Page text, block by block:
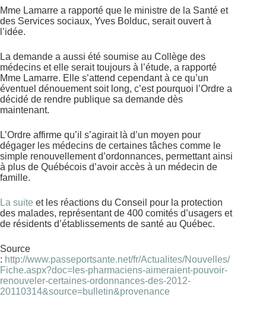
Mme Lamarre a rapporté que le ministre de la Santé et
des Services sociaux, Yves Bolduc, serait ouvert à
l’idée.
La demande a aussi été soumise au Collège des
médecins et elle serait toujours à l’étude, a rapporté
Mme Lamarre. Elle s’attend cependant à ce qu’un
éventuel dénouement soit long, c’est pourquoi l’Ordre a
décidé de rendre publique sa demande dès
maintenant.
L’Ordre affirme qu’il s’agirait là d’un moyen pour
dégager les médecins de certaines tâches comme le
simple renouvellement d’ordonnances, permettant ainsi
à plus de Québécois d’avoir accès à un médecin de
famille.
La suite et les réactions du Conseil pour la protection
des malades, représentant de 400 comités d’usagers et
de résidents d’établissements de santé au Québec.
Source
: http://www.passeportsante.net/fr/Actualites/Nouvelles/
Fiche.aspx?doc=les-pharmaciens-aimeraient-pouvoir-
renouveler-certaines-ordonnances-des-2012-
20110314&source=bulletin&provenance